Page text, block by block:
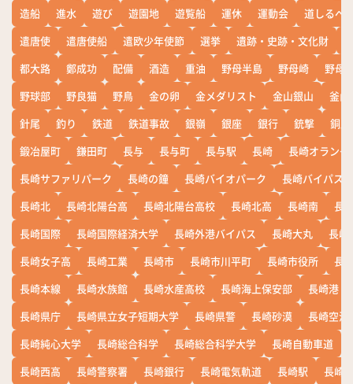
造船
進水 遊び 遊園地 遊覧船 運休 運動会
道しるべ
遣唐使
遣唐使船 遣欧少年使節 選挙 遺跡・史跡・文化財
都大路
鄭成功 配備 酒造 重油 野母半島 野母崎
野母
野球部
野良猫 野鳥 金の卵 金メダリスト 金山銀山
釜山
針尾
釣り 鉄道 鉄道事故 銀嶺 銀座 銀行 銃撃
銅座
鍛冶屋町
鎌田町 長与 長与町 長与駅 長崎
長崎オランダ
長崎サファリパーク
長崎の鐘 長崎バイオパーク
長崎バイパス
長崎北
長崎北陽台高 長崎北陽台高校 長崎北高 長崎南
長
長崎国際
長崎国際経済大学 長崎外港バイパス 長崎大丸
長崎
長崎女子高
長崎工業 長崎市 長崎市川平町 長崎市役所
長
長崎本線
長崎水族館 長崎水産高校 長崎海上保安部
長崎港
長崎県庁
長崎県立女子短期大学 長崎県警 長崎砂漠
長崎空港
長崎純心大学
長崎総合科学 長崎総合科学大学 長崎自動車道
長崎西高
長崎警察署 長崎銀行 長崎電気軌道 長崎駅
長崎